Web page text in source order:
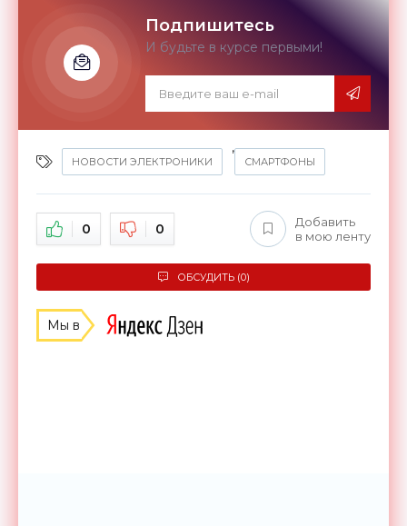
Подпишитесь
И будьте в курсе первыми!
НОВОСТИ ЭЛЕКТРОНИКИ
,
СМАРТФОНЫ
0 0
Добавить
в мою ленту
ОБСУДИТЬ (0)
Мы в